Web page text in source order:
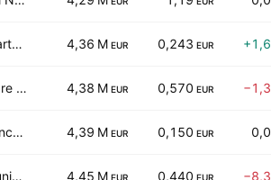
Spartoo SAS 4,36 M EUR 0,243 EUR
Mare Nostrum SA (FR) 4,38 M EUR 0,570 EUR
France Tourisme Immobilier SA 4,39 M EUR 0,150 EUR
Munic SA 4,45 M EUR 0,440 EUR